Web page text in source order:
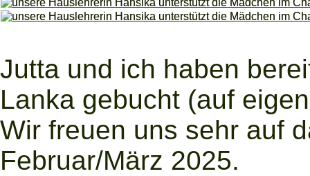
Jutta und ich haben
Lanka gebucht (auf
Wir freuen uns sehr auf
Februar/März 2025.